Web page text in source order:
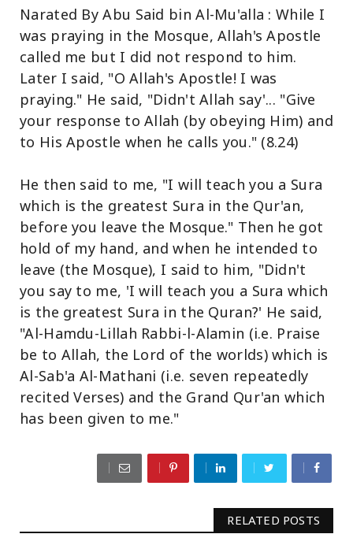
Narated By Abu Said bin Al-Mu'alla : While I
was praying in the Mosque, Allah's Apostle
called me but I did not respond to him.
Later I said, "O Allah's Apostle! I was
praying." He said, "Didn't Allah say'... "Give
your response to Allah (by obeying Him) and
to His Apostle when he calls you." (8.24)
He then said to me, "I will teach you a Sura
which is the greatest Sura in the Qur'an,
before you leave the Mosque." Then he got
hold of my hand, and when he intended to
leave (the Mosque), I said to him, "Didn't
you say to me, 'I will teach you a Sura which
is the greatest Sura in the Quran?' He said,
"Al-Hamdu-Lillah Rabbi-l-Alamin (i.e. Praise
be to Allah, the Lord of the worlds) which is
Al-Sab'a Al-Mathani (i.e. seven repeatedly
recited Verses) and the Grand Qur'an which
has been given to me."
RELATED POSTS